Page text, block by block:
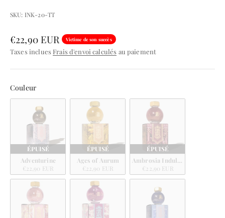
SKU: INK-20-TT
Prix de vente
€22,90 EUR Victime de son succès
Taxes inclues Frais d'envoi calculés au paiement
CouleurCouleur
ÉPUISÉ
Adventurine
€22,90 EUR
ÉPUISÉ
Ages of Aurum
€22,90 EUR
ÉPUISÉ
Ambrosia Indulgence
€22,90 EUR